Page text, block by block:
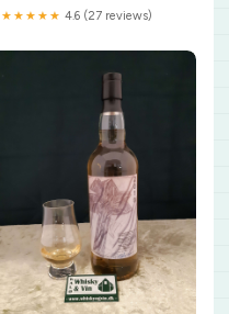
★★★★★ 4.6 (27 reviews)